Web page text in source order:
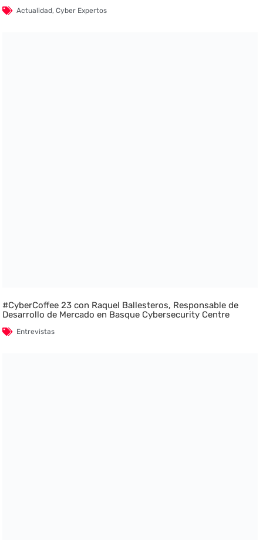
Actualidad,Cyber Expertos
#CyberCoffee 23 con Raquel Ballesteros, Responsable de
Desarrollo de Mercado en Basque Cybersecurity Centre
Entrevistas